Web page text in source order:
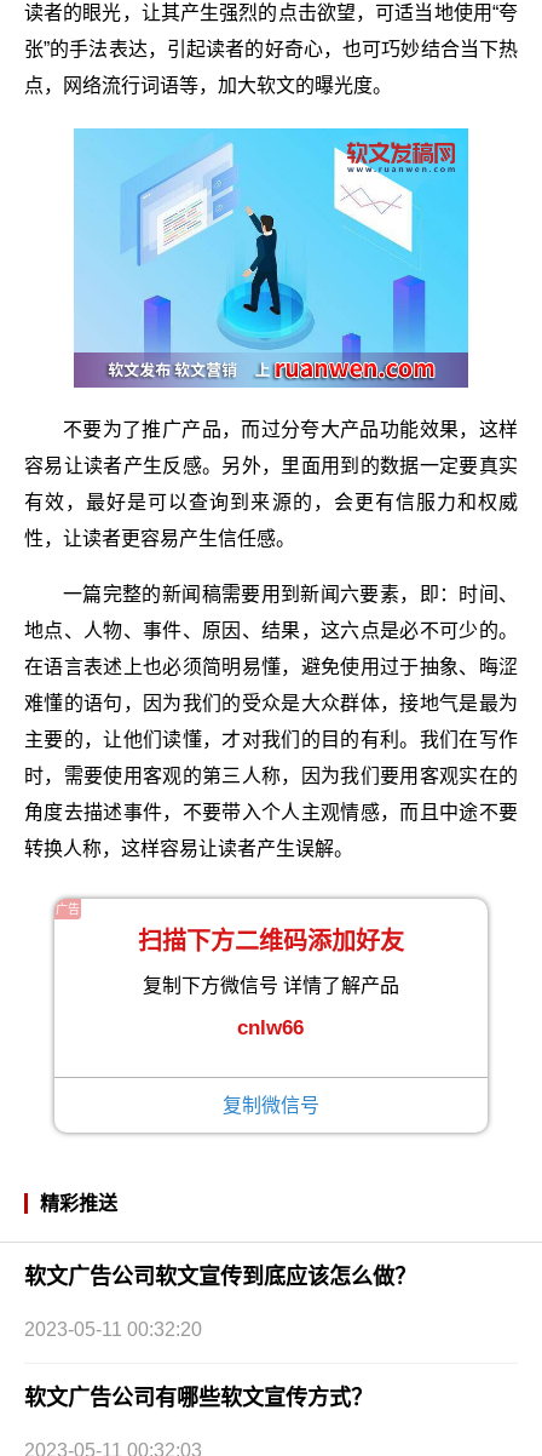
读者的眼光，让其产生强烈的点击欲望，可适当地使用“夸
张”的手法表达，引起读者的好奇心，也可巧妙结合当下热
点，网络流行词语等，加大软文的曝光度。
不要为了推广产品，而过分夸大产品功能效果，这样
容易让读者产生反感。另外，里面用到的数据一定要真实
有效，最好是可以查询到来源的，会更有信服力和权威
性，让读者更容易产生信任感。
一篇完整的新闻稿需要用到新闻六要素，即：时间、
地点、人物、事件、原因、结果，这六点是必不可少的。
在语言表述上也必须简明易懂，避免使用过于抽象、晦涩
难懂的语句，因为我们的受众是大众群体，接地气是最为
主要的，让他们读懂，才对我们的目的有利。我们在写作
时，需要使用客观的第三人称，因为我们要用客观实在的
角度去描述事件，不要带入个人主观情感，而且中途不要
转换人称，这样容易让读者产生误解。
广告
扫描下方二维码添加好友
复制下方微信号 详情了解产品
cnlw66
复制微信号
精彩推送
软文广告公司软文宣传到底应该怎么做？
2023-05-11 00:32:20
软文广告公司有哪些软文宣传方式？
2023-05-11 00:32:03